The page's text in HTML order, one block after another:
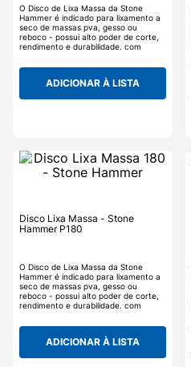
O Disco de Lixa Massa da Stone
Hammer é indicado para lixamento a
seco de massas pva, gesso ou
reboco - possui alto poder de corte,
rendimento e durabilidade, com
descasca e não empasta,
proporcionando ambiente mais limpo,
facilitando o processo de limpeza pós
ADICIONAR À LISTA
Disco Lixa Massa - Stone
Hammer P180
O Disco de Lixa Massa da Stone
Hammer é indicado para lixamento a
seco de massas pva, gesso ou
reboco - possui alto poder de corte,
rendimento e durabilidade, com
descasca e não empasta,
proporcionando ambiente mais limpo,
facilitando o processo de limpeza pós
ADICIONAR À LISTA